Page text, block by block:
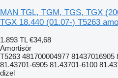
MAN TGL, TGM, TGS, TGX
TGX 18.440 (01.07-) T5263
1.893 TL €34,68
Amortisör
T5263 481700004977 81437016905
81.43701-6905 81.43701-6100
dizel